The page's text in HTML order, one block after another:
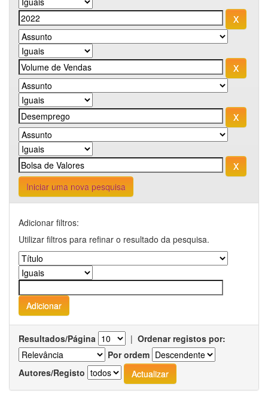
Iniciar uma nova pesquisa
Adicionar filtros:
Utilizar filtros para refinar o resultado da pesquisa.
Resultados/Página | Ordenar registos por:
Por ordem
Autores/Registo